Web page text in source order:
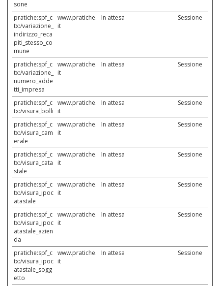
sone
pratiche:spf_c
tx:/variazione_
indirizzo_reca
piti_stesso_co
mune
www.pratiche.
it
In attesa Sessione
pratiche:spf_c
tx:/variazione_
numero_adde
tti_impresa
www.pratiche.
it
In attesa Sessione
pratiche:spf_c
tx:/visura_bolli
www.pratiche.
it
In attesa Sessione
pratiche:spf_c
tx:/visura_cam
erale
www.pratiche.
it
In attesa Sessione
pratiche:spf_c
tx:/visura_cata
stale
www.pratiche.
it
In attesa Sessione
pratiche:spf_c
tx:/visura_ipoc
atastale
www.pratiche.
it
In attesa Sessione
pratiche:spf_c
tx:/visura_ipoc
atastale_azien
da
www.pratiche.
it
In attesa Sessione
pratiche:spf_c
tx:/visura_ipoc
atastale_sogg
etto
www.pratiche.
it
In attesa Sessione